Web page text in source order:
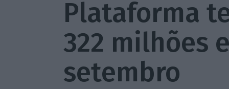
Plataforma
322 milhões
setembro